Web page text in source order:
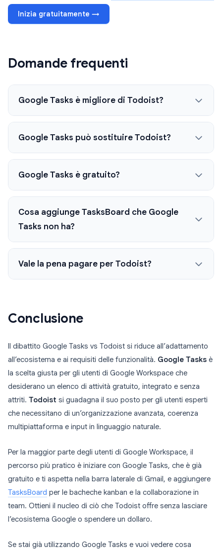
Inizia gratuitamente →
Domande frequenti
Google Tasks è migliore di Todoist?
Google Tasks può sostituire Todoist?
Google Tasks è gratuito?
Cosa aggiunge TasksBoard che Google
Tasks non ha?
Vale la pena pagare per Todoist?
Conclusione
Il dibattito Google Tasks vs Todoist si riduce all’adattamento
all’ecosistema e ai requisiti delle funzionalità. Google Tasks è
la scelta giusta per gli utenti di Google Workspace che
desiderano un elenco di attività gratuito, integrato e senza
attriti. Todoist si guadagna il suo posto per gli utenti esperti
che necessitano di un’organizzazione avanzata, coerenza
multipiattaforma e input in linguaggio naturale.
Per la maggior parte degli utenti di Google Workspace, il
percorso più pratico è iniziare con Google Tasks, che è già
gratuito e ti aspetta nella barra laterale di Gmail, e aggiungere
TasksBoard per le bacheche kanban e la collaborazione in
team. Ottieni il nucleo di ciò che Todoist offre senza lasciare
l’ecosistema Google o spendere un dollaro.
Se stai già utilizzando Google Tasks e vuoi vedere cosa